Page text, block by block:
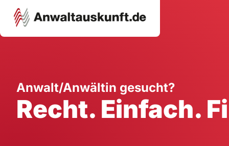
Ausbildung
Handwerk
Dienstleistung
Anwalt/Anwältin gesucht?
Recht. Einfach.